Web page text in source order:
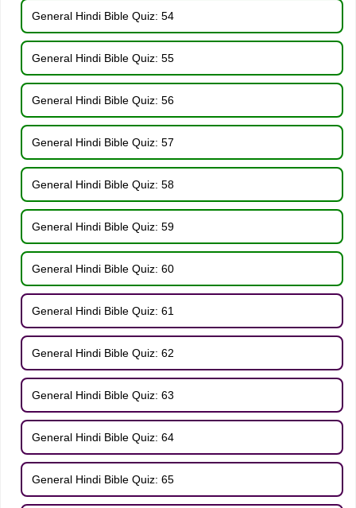
General Hindi Bible Quiz: 54
General Hindi Bible Quiz: 55
General Hindi Bible Quiz: 56
General Hindi Bible Quiz: 57
General Hindi Bible Quiz: 58
General Hindi Bible Quiz: 59
General Hindi Bible Quiz: 60
General Hindi Bible Quiz: 61
General Hindi Bible Quiz: 62
General Hindi Bible Quiz: 63
General Hindi Bible Quiz: 64
General Hindi Bible Quiz: 65